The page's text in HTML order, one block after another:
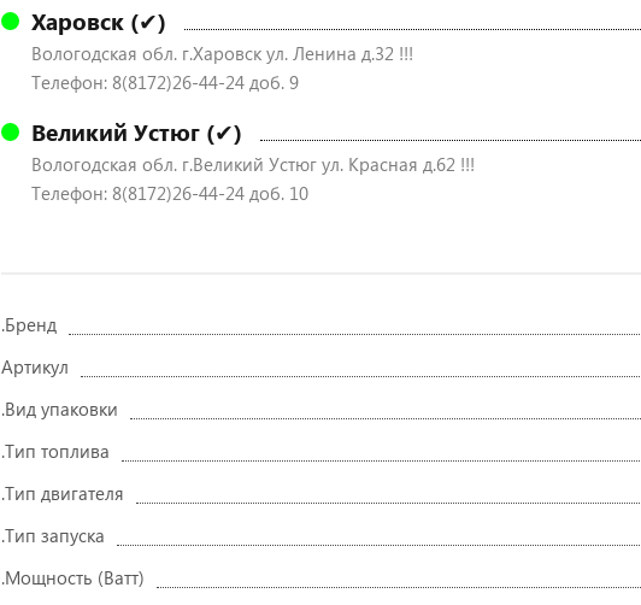
Харовск (✔)
Вологодская обл. г.Харовск ул. Ленина д.32 !!!
Телефон: 8(8172)26-44-24 доб. 9
Великий Устюг (✔)
Вологодская обл. г.Великий Устюг ул. Красная д.62 !!!
Телефон: 8(8172)26-44-24 доб. 10
.Бренд
Артикул
.Вид упаковки
.Тип топлива
.Тип двигателя
.Тип запуска
.Мощность (Ватт)